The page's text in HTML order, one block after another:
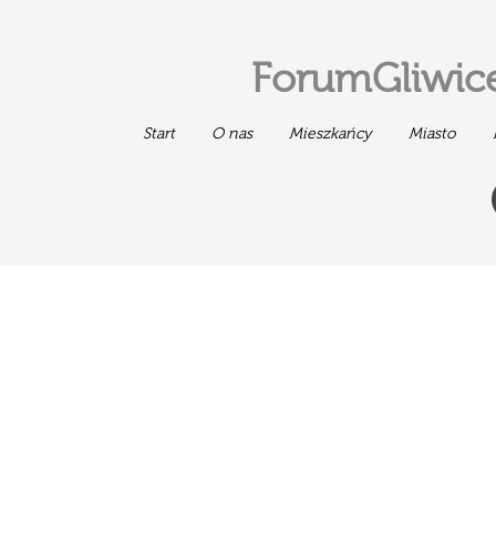
Start O nas Mieszkańcy Miasto